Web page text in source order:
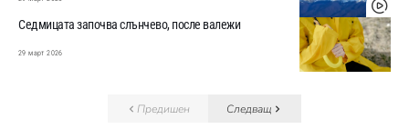
Седмицата започва слънчево, после валежи
29 март 2026
Предишен Следващ